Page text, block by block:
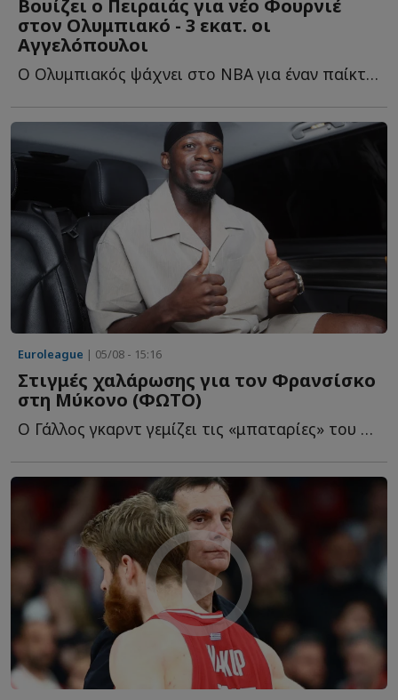
Βουίζει ο Πειραιάς για νέο Φουρνιέ
στον Ολυμπιακό - 3 εκατ. οι
Αγγελόπουλοι
Ο Ολυμπιακός ψάχνει στο NBA για έναν παίκτη που θα... κουμπώσει σ...
Euroleague | 05/08 - 15:16
Στιγμές χαλάρωσης για τον Φρανσίσκο
στη Μύκονο (ΦΩΤΟ)
Ο Γάλλος γκαρντ γεμίζει τις «μπαταρίες» του στο «νησί τ...